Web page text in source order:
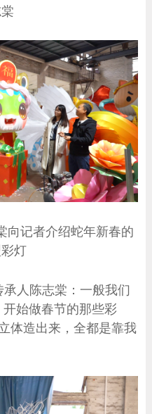
向记者介绍蛇年新春的
灯
人陈志棠：一般我们
始做春节的那些彩
体造出来，全都是靠我